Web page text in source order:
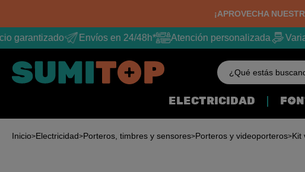
¡APROVECHA
garantizado Envíos en 24/48h* Atención personalizada
¿Qué estás
ELECTRICIDAD
Inicio Electricidad Porteros, timbres y sensores Porteros y videoporteros Kit